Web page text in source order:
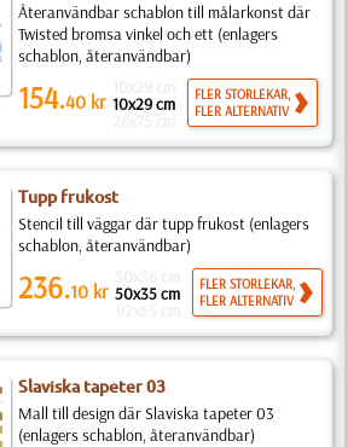
Återanvändbar schablon till målarkonst där
Twisted bromsa vinkel och ett (enlagers
schablon, återanvändbar)
154.40 kr 10x29 cm
FLER STORLEKAR,
FLER ALTERNATIV
Tupp frukost
Stencil till väggar där tupp frukost (enlagers
schablon, återanvändbar)
236.10 kr 50x35 cm
FLER STORLEKAR,
FLER ALTERNATIV
Slaviska tapeter 03
Mall till design där Slaviska tapeter 03
(enlagers schablon, återanvändbar)